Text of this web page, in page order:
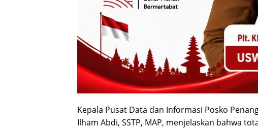
Kepala Pusat Data dan Informasi Posko
Ilham Abdi, SSTP, MAP, menjelaskan bahwa